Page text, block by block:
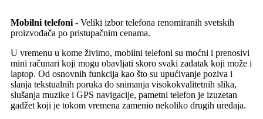
Mobilni telefoni - Veliki izbor telefona renomiranih svetskih
proizvođača po pristupačnim cenama.
U vremenu u kome živimo, mobilni telefoni su moćni i prenosivi
mini računari koji mogu obavljati skoro svaki zadatak koji može i
laptop. Od osnovnih funkcija kao što su upućivanje poziva i
slanja tekstualnih poruka do snimanja visokokvalitetnih slika,
slušanja muzike i GPS navigacije, pametni telefon je izuzetan
gadžet koji je tokom vremena zamenio nekoliko drugih uređaja.